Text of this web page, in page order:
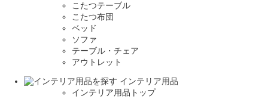
こたつテーブル
こたつ布団
ベッド
ソファ
テーブル・チェア
アウトレット
インテリア用品
インテリア用品トップ